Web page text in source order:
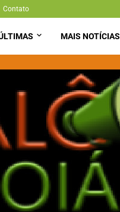
Contato
MAIS NOTÍCIAS